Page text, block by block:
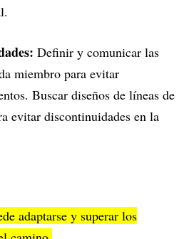
Definir y comunicar las
miembro para evitar
Buscar diseños de líneas de
evitar discontinuidades en la
adaptarse y superar los